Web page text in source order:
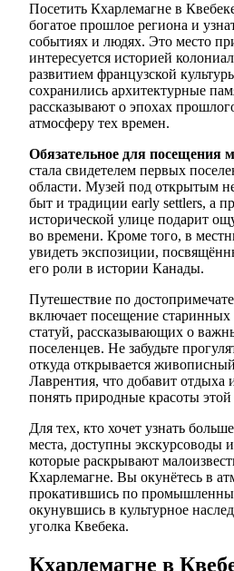
Посетить Кхарлемагне в
богатое прошлое региона и
событиях и людях. Это место
интересуется историей
развитием французской
сохранились архитектурные
рассказывают о эпохах
атмосферу тех времен.
Обязательное для посещения
стала свидетелем первых
области. Музей под открытым
быт и традиции early settlers, а
исторической улице подарит
во времени. Кроме того, в
увидеть экспозиции,
его роли в истории Канады.
Путешествие по
включает посещение
статуй, рассказывающих о
поселенцев. Не забудьте
откуда открывается
Лаврентия, что добавит
понять природные красоты этой
Для тех, кто хочет узнать
места, доступны экскурсоводы
которые раскрывают
Кхарлемагне. Вы окунётесь в
прокатившись по
окунувшись в культурное
уголка Квебека.
Кхарлемагне в